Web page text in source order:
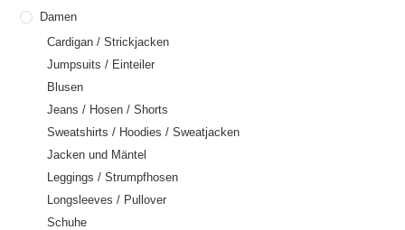
Damen
Cardigan / Strickjacken
Jumpsuits / Einteiler
Blusen
Jeans / Hosen / Shorts
Sweatshirts / Hoodies / Sweatjacken
Jacken und Mäntel
Leggings / Strumpfhosen
Longsleeves / Pullover
Schuhe